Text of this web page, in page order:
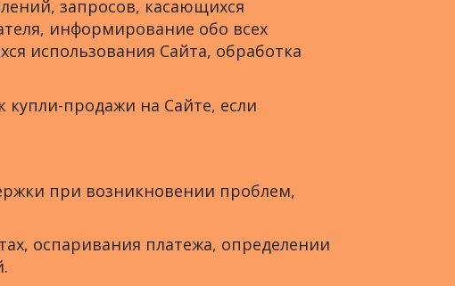
запросов, касающихся
информирование обо всех
использования Сайта, обработка
купли-продажи на Сайте, если
при возникновении проблем,
оспаривания платежа, определении